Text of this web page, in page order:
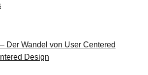
Der Wandel von User Centered
Design